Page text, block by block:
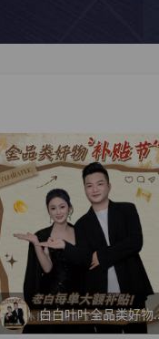
跟着希娜一起变美丽